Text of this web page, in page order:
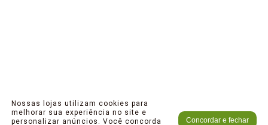
Nossas lojas utilizam cookies para
melhorar sua experiência no site e
personalizar anúncios. Você concorda
Concordar e fechar